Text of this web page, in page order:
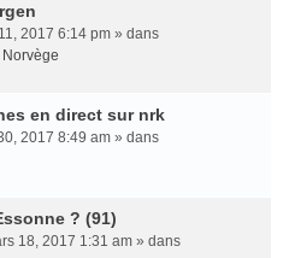
2017 6:14 pm » dans
en direct sur nrk
2017 8:49 am » dans
? (91)
18, 2017 1:31 am » dans